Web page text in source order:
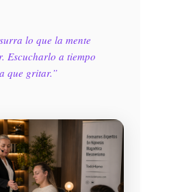
lo que la mente
Escucharlo a tiempo
que gritar.”